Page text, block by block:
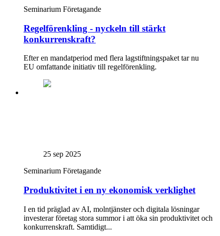
Seminarium Företagande
Regelförenkling - nyckeln till stärkt
konkurrenskraft?
Efter en mandatperiod med flera lagstiftningspaket tar nu
EU omfattande initiativ till regelförenkling.
25 sep 2025
Seminarium Företagande
Produktivitet i en ny ekonomisk verklighet
I en tid präglad av AI, molntjänster och digitala lösningar
investerar företag stora summor i att öka sin produktivitet och
konkurrenskraft. Samtidigt...